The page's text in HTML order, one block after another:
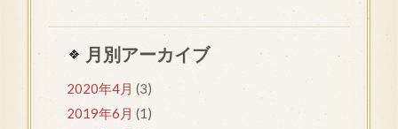
月別アーカイブ
2020年4月 (3)
2019年6月 (1)